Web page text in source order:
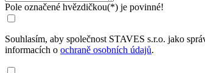
Pole označené hvězdičkou(*) je povinné!
Souhlasím, aby společnost STAVES s.r.o. jako
informacích o ochraně osobních údajů.